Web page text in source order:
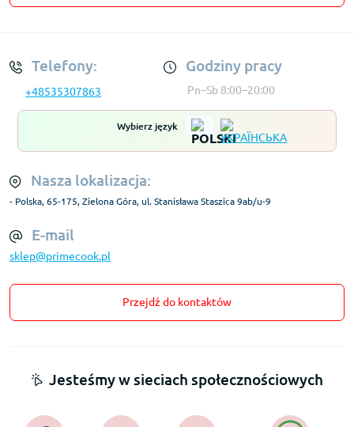
Telefony:
+48535307863
Godziny pracy
Pn–Sb 8:00–20:00
Wybierz język
Nasza lokalizacja:
- Polska, 65-175, Zielona Góra, ul. Stanisława Staszica 9ab/u-9
E-mail
sklep@primecook.pl
Przejdź do kontaktów
Jesteśmy w sieciach społecznościowych